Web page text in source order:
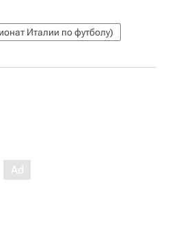
Италии по футболу)